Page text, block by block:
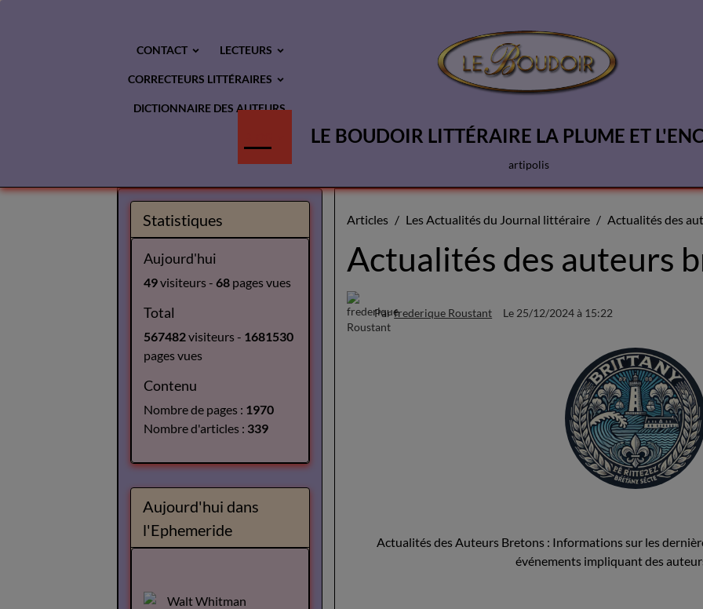
CONTACT LECTEURS
CORRECTEURS LITTÉRAIRES
DICTIONNAIRE DES AUTEURS
LE BOUDOIR LITTÉRAIRE LA PLUME ET
artipolis
Articles Les Actualités du Journal littéraire Actualités des
Actualités des auteurs
Parfrederique Roustant Le 25/12/2024à 15:22
Actualités des Auteurs Bretons : Informations sur les
événements impliquant des
Statistiques
Aujourd'hui
49visiteurs -68 pages vues
Total
567482visiteurs - 1681530
pages vues
Contenu
Nombre de pages : 1970
Nombre d'articles : 339
Aujourd'hui dans
l'Ephemeride